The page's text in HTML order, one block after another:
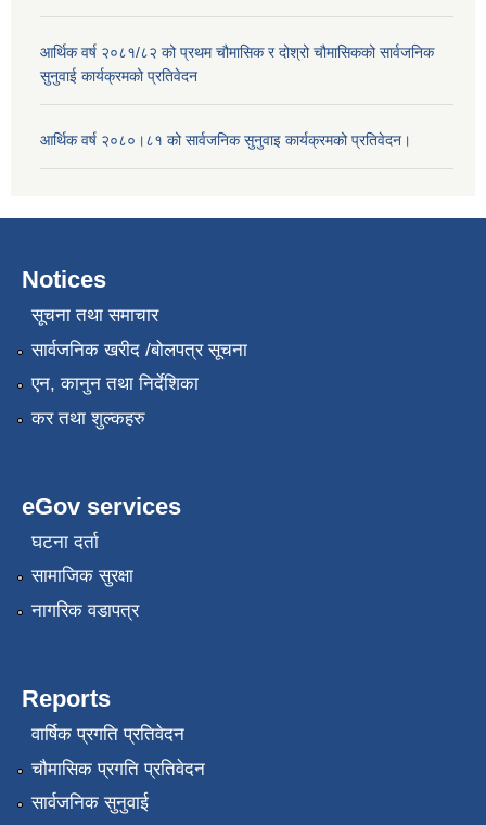
आर्थिक वर्ष २०८१/८२ को प्रथम चौमासिक र दोश्रो चौमासिकको सार्वजनिक
सुनुवाई कार्यक्रमको प्रतिवेदन
आर्थिक वर्ष २०८०।८१ को सार्वजनिक सुनुवाइ कार्यक्रमको प्रतिवेदन।
Notices
सूचना तथा समाचार
सार्वजनिक खरीद /बोलपत्र सूचना
एन, कानुन तथा निर्देशिका
कर तथा शुल्कहरु
eGov services
घटना दर्ता
सामाजिक सुरक्षा
नागरिक वडापत्र
Reports
वार्षिक प्रगति प्रतिवेदन
चौमासिक प्रगति प्रतिवेदन
सार्वजनिक सुनुवाई